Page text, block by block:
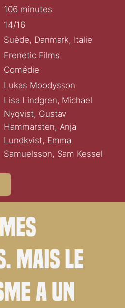
106 minutes
14/16
Suède, Danmark, Italie
Frenetic Films
Comédie
Lukas Moodysson
Lisa Lindgren, Michael
Nyqvist, Gustav
Hammarsten, Anja
Lundkvist, Emma
Samuelsson, Sam Kessel
Mais le
a un